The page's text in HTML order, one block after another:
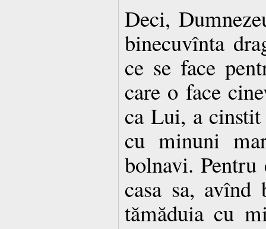
Deci,
binecuvînta
ce se face
care o face
ca Lui, a
cu minuni
bolnavi.
casa sa,
tămăduia cu